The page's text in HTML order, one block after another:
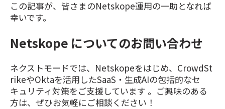
この記事が、皆さまのNetskope運用の一助となれば
幸いです。
Netskope についてのお問い合わせ
ネクストモードでは、Netskopeをはじめ、CrowdSt
rikeやOktaを活用したSaaS・生成AIの包括的なセ
キュリティ対策をご支援しています 。ご興味のある
方は、ぜひお気軽にご相談ください！